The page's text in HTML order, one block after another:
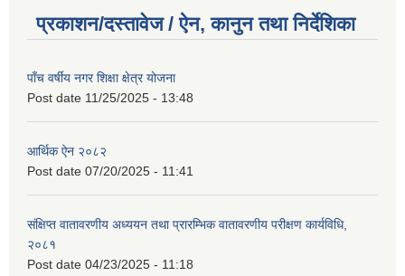
प्रकाशन/दस्तावेज / ऐन, कानुन तथा निर्देशिका
पाँच वर्षीय नगर शिक्षा क्षेत्र योजना
Post date 11/25/2025 - 13:48
आर्थिक ऐन २०८२
Post date 07/20/2025 - 11:41
संक्षिप्त वातावरणीय अध्ययन तथा प्रारम्भिक वातावरणीय परीक्षण कार्यविधि,
२०८१
Post date 04/23/2025 - 11:18